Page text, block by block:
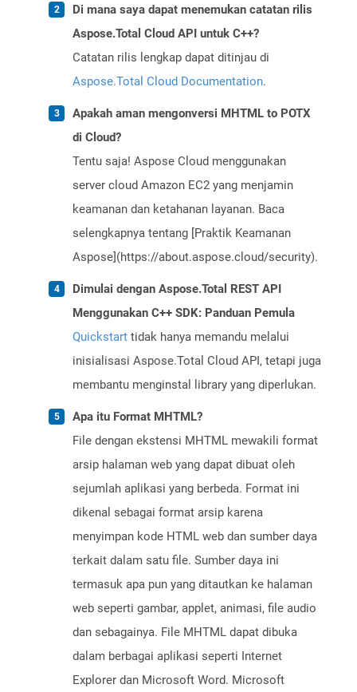
Di mana saya dapat menemukan catatan rilis
Aspose.Total Cloud API untuk C++?
Catatan rilis lengkap dapat ditinjau di
Aspose.Total Cloud Documentation.
Apakah aman mengonversi MHTML to POTX
di Cloud?
Tentu saja! Aspose Cloud menggunakan
server cloud Amazon EC2 yang menjamin
keamanan dan ketahanan layanan. Baca
selengkapnya tentang [Praktik Keamanan
Aspose](https://about.aspose.cloud/security).
Dimulai dengan Aspose.Total REST API
Menggunakan C++ SDK: Panduan Pemula
Quickstart tidak hanya memandu melalui
inisialisasi Aspose.Total Cloud API, tetapi juga
membantu menginstal library yang diperlukan.
Apa itu Format MHTML?
File dengan ekstensi MHTML mewakili format
arsip halaman web yang dapat dibuat oleh
sejumlah aplikasi yang berbeda. Format ini
dikenal sebagai format arsip karena
menyimpan kode HTML web dan sumber daya
terkait dalam satu file. Sumber daya ini
termasuk apa pun yang ditautkan ke halaman
web seperti gambar, applet, animasi, file audio
dan sebagainya. File MHTML dapat dibuka
dalam berbagai aplikasi seperti Internet
Explorer dan Microsoft Word. Microsoft